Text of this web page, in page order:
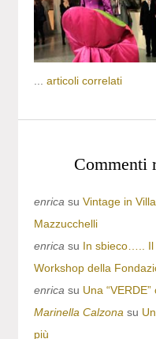
articoli correlati
Commenti
enrica su Vintage in
Mazzucchelli
enrica su In sbieco….. Il
Workshop della
enrica su Una
Marinella Calzona su
più